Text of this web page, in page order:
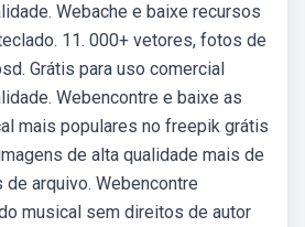
Webache e baixe recursos
11. 000+ vetores, fotos de
Grátis para uso comercial
Webencontre e baixe as
mais populares no freepik grátis
de alta qualidade mais de
arquivo. Webencontre
musical sem direitos de autor